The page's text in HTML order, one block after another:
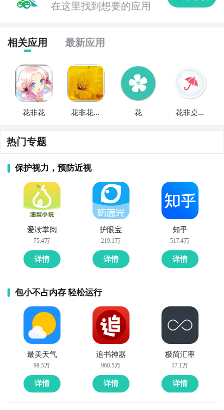
在这里找到想要的应用
相关应用 最新应用
花非花
花非花动
花
花非桌面
热门专题
保护视力，预防近视
爱读掌阅
75.4万
详情
护眼宝
219.1万
详情
知乎
517.4万
详情
包小不占内存 轻松运行
最美天气
98.5万
详情
追书神器
960.5万
详情
极简汇率
17.1万
详情